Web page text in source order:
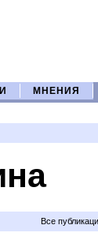
МНЕНИЯ
Все